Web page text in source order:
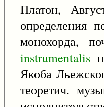
Платон,
определения
монохорда,
instrumentalis
Якоба
теоретич.